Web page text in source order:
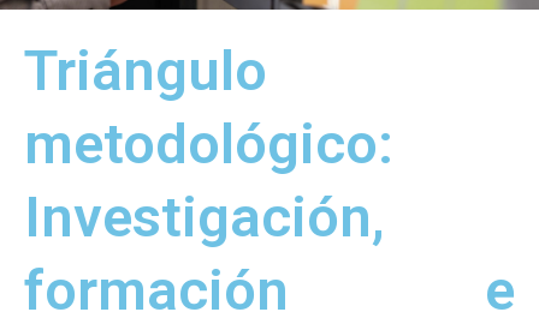
Triángulo
metodológico:
Investigación,
formación e